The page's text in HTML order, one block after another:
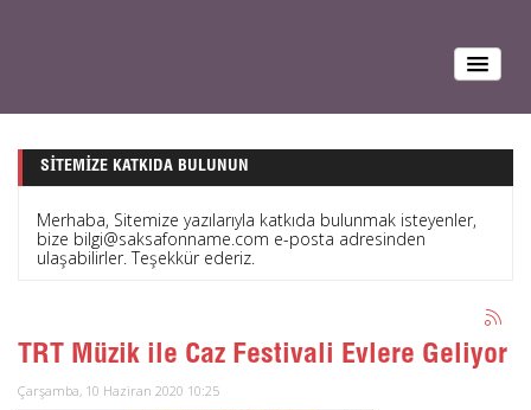
SITEMIZE KATKIDA BULUNUN
Merhaba, Sitemize yazılarıyla katkıda bulunmak isteyenler,
bize bilgi@saksafonname.com e-posta adresinden
ulaşabilirler. Teşekkür ederiz.
TRT Müzik ile Caz Festivali Evlere Geliyor
Çarşamba, 10 Haziran 2020 10:25